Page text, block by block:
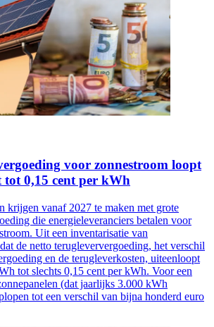
voor zonnestroom loopt
tot 0,15 cent per kWh
krijgen vanaf 2027 te maken met grote
die energieleveranciers betalen voor
Uit een inventarisatie van
de netto terugleververgoeding, het verschil
en de terugleverkosten, uiteenloopt
tot slechts 0,15 cent per kWh. Voor een
(dat jaarlijks 3.000 kWh
tot een verschil van bijna honderd euro